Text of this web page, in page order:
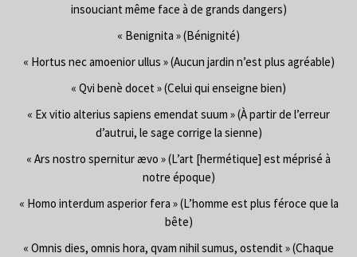
insouciant même face à de grands dangers)
« Benignita » (Bénignité)
« Hortus nec amoenior ullus » (Aucun jardin n’est plus agréable)
« Qvi benè docet » (Celui qui enseigne bien)
« Ex vitio alterius sapiens emendat suum » (À partir de l’erreur
d’autrui, le sage corrige la sienne)
« Ars nostro spernitur ævo » (L’art [hermétique] est méprisé à
notre époque)
« Homo interdum asperior fera » (L’homme est plus féroce que la
bête)
« Omnis dies, omnis hora, qvam nihil sumus, ostendit » (Chaque